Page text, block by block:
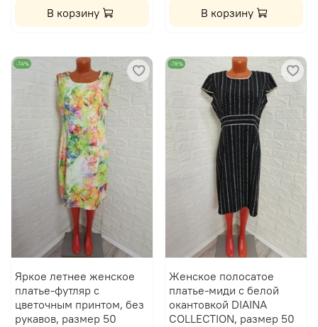
В корзину В корзину
-74%
Яркое летнее женское
платье-футляр с
цветочным принтом, без
рукавов, размер 50
-78%
Женское полосатое
платье-миди с белой
окантовкой DIAINA
COLLECTION, размер 50